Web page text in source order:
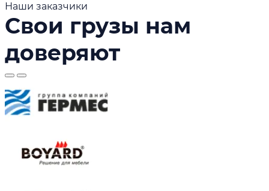
Наши заказчики
Свои грузы нам
доверяют